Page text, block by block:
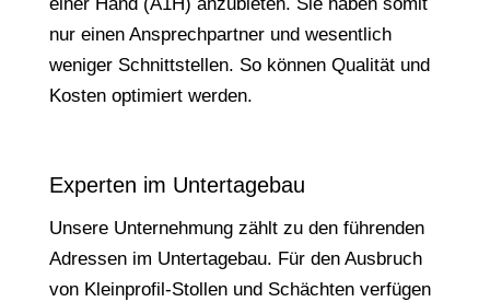
nur einen Ansprechpartner und wesentlich
weniger Schnittstellen. So können Qualität und
Kosten optimiert werden.
Experten im Untertagebau
Unsere Unternehmung zählt zu den führenden
Adressen im Untertagebau. Für den Ausbruch
von Kleinprofil-Stollen und Schächten verfügen